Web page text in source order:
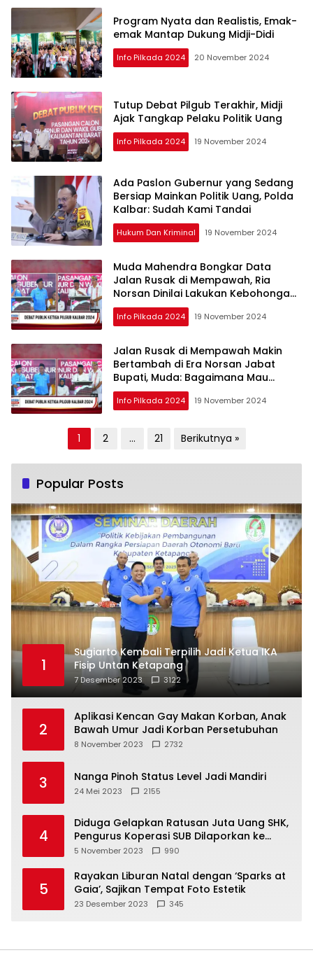
Program Nyata dan Realistis, Emak-
emak Mantap Dukung Midji-Didi
Info Pilkada 2024 20 November 2024
Tutup Debat Pilgub Terakhir, Midji
Ajak Tangkap Pelaku Politik Uang
Info Pilkada 2024 19 November 2024
Ada Paslon Gubernur yang Sedang
Bersiap Mainkan Politik Uang, Polda
Kalbar: Sudah Kami Tandai
Hukum Dan Kriminal 19 November 2024
Muda Mahendra Bongkar Data
Jalan Rusak di Mempawah, Ria
Norsan Dinilai Lakukan Kebohongan
Publik
Info Pilkada 2024 19 November 2024
Jalan Rusak di Mempawah Makin
Bertambah di Era Norsan Jabat
Bupati, Muda: Bagaimana Mau
Mengurus Provinsi Kalbar?
Info Pilkada 2024 19 November 2024
pos
1 2 … 21 Berikutnya »
Popular Posts
1
Sugiarto Kembali Terpilih Jadi Ketua IKA
Fisip Untan Ketapang
7 Desember 2023 3122
2
Aplikasi Kencan Gay Makan Korban, Anak
Bawah Umur Jadi Korban Persetubuhan
8 November 2023 2732
3 Nanga Pinoh Status Level Jadi Mandiri
24 Mei 2023 2155
4
Diduga Gelapkan Ratusan Juta Uang SHK,
Pengurus Koperasi SUB Dilaporkan ke
Polisi
5 November 2023 990
5
Rayakan Liburan Natal dengan ‘Sparks at
Gaia’, Sajikan Tempat Foto Estetik
23 Desember 2023 345